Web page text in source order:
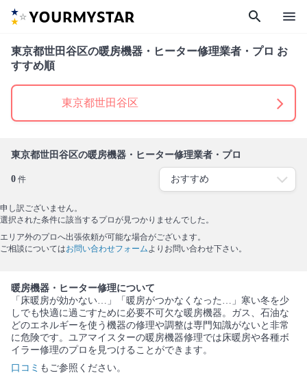
search menu
東京都世田谷区の暖房機器・ヒーター修理業者・プロ お
すすめ順
東京都世田谷区
東京都世田谷区の暖房機器・ヒーター修理業者・プロ
0 件
申し訳ございません。
選択された条件に該当するプロが見つかりませんでした。
エリア外のプロへ出張依頼が可能な場合がございます。
ご相談についてはお問い合わせフォームよりお問い合わせ下さい。
暖房機器・ヒーター修理について
「床暖房が効かない…」「暖房がつかなくなった…」寒い冬を少
しでも快適に過ごすために必要不可欠な暖房機器。ガス、石油な
どのエネルギーを使う機器の修理や調整は専門知識がないと非常
に危険です。ユアマイスターの暖房機器修理では床暖房や各種ボ
イラー修理のプロを見つけることができます。
口コミ もご参照ください。